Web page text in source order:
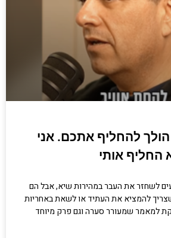
הולך להחליף אתכם. אני
החליף אותי
לשחזר את העבר במהירות שיא, אבל הם
להמציא את העתיד או לשאת באחריות
למאמר שמעורר סערה וגם פרק מיוחד